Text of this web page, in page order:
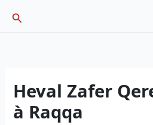
Search
Heval Zafer
à Raqqa